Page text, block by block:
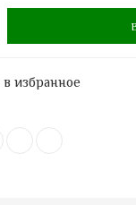
избранное